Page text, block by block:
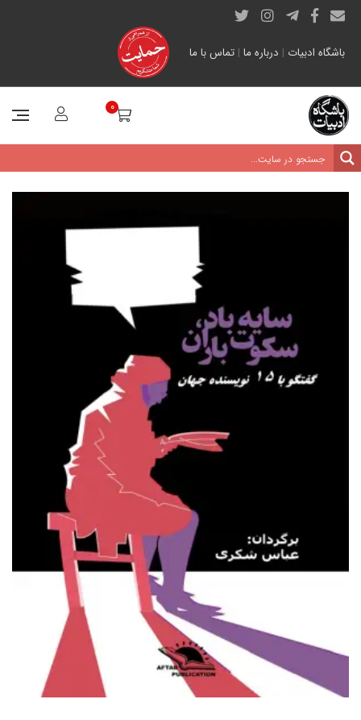
باشگاه ادبیات | درباره ما | تماس با ما
0